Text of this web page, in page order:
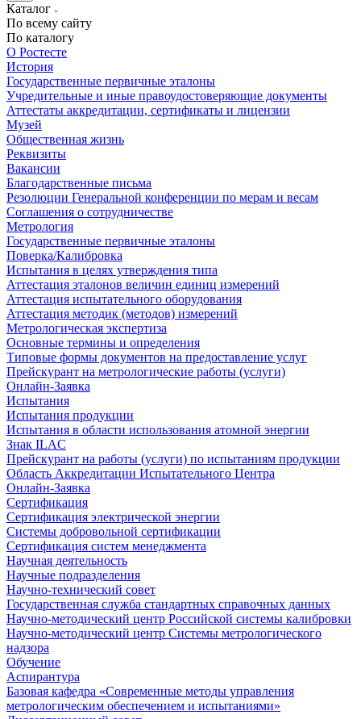
Каталог
По всему сайту
По каталогу
О Ростесте
История
Государственные первичные эталоны
Учредительные и иные правоудостоверяющие документы
Аттестаты аккредитации, сертификаты и лицензии
Музей
Общественная жизнь
Реквизиты
Вакансии
Благодарственные письма
Резолюции Генеральной конференции по мерам и весам
Соглашения о сотрудничестве
Метрология
Государственные первичные эталоны
Поверка/Калибровка
Испытания в целях утверждения типа
Аттестация эталонов величин единиц измерений
Аттестация испытательного оборудования
Аттестация методик (методов) измерений
Метрологическая экспертиза
Основные термины и определения
Типовые формы документов на предоставление услуг
Прейскурант на метрологические работы (услуги)
Онлайн-Заявка
Испытания
Испытания продукции
Испытания в области использования атомной энергии
Знак ILAC
Прейскурант на работы (услуги) по испытаниям продукции
Область Аккредитации Испытательного Центра
Онлайн-Заявка
Сертификация
Сертификация электрической энергии
Системы добровольной сертификации
Сертификация систем менеджмента
Научная деятельность
Научные подразделения
Научно-технический совет
Государственная служба стандартных справочных данных
Научно-методический центр Российской системы калибровки
Научно-методический центр Системы метрологического
надзора
Обучение
Аспирантура
Базовая кафедра «Современные методы управления
метрологическим обеспечением и испытаниями»